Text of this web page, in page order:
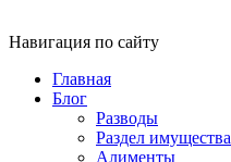
Навигация по сайту
Главная
Блог
Разводы
Раздел имущества
Алименты